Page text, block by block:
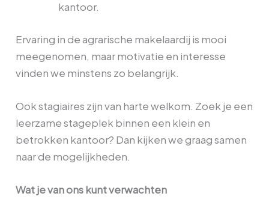
kantoor.
Ervaring in de agrarische makelaardij is mooi
meegenomen, maar motivatie en interesse
vinden we minstens zo belangrijk.
Ook stagiaires zijn van harte welkom. Zoek je een
leerzame stageplek binnen een klein en
betrokken kantoor? Dan kijken we graag samen
naar de mogelijkheden.
Wat je van ons kunt verwachten